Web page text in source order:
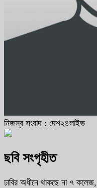
নিজস্ব সংবাদ : দেশ২৪লাইভ
ছবি সংগৃহীত
ঢাবির অধীনে থাকছে না ৭ কলেজ,